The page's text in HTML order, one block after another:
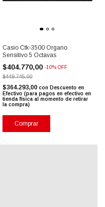
Casio Ctk-3500 Organo
Sensitivo 5 Octavas
$404.770,00 -10% OFF
$449.745,00
$364.293,00 con Descuento en
Efectivo (para pagos en efectivo en
tienda física al momento de retirar
la compra)
Comprar